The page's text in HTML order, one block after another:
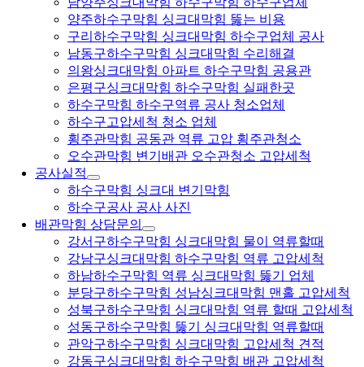
양주하수구막힘 싱크대막힘 뚫는 비용
구리하수구막힘 싱크대막힘 하수구업체 공사
남동구하수구막힘 싱크대막힘 수리해결
의왕싱크대막힘 아파트 하수구막힘 공용관
은평구싱크대막힘 하수구막힘 실패한곳
하수구막힘 하수구역류 공사 청소업체
하수구고압세척 청소 업체
횡주관막힘 공동관 역류 고압 횡주관청소
오수관막힘 변기배관 오수관청소 고압세척
공사실적
하수구막힘 싱크대 변기막힘
하수구공사 공사 사진
배관막힘 상담문의
강서구하수구막힘 싱크대막힘 물이 역류할때
강남구싱크대막힘 하수구막힘 역류 고압세척
하남하수구막힘 역류 싱크대막힘 뚫기 업체
분당구하수구막힘 성남싱크대막힘 맨홀 고압세척
성북구하수구막힘 싱크대막힘 역류 할때 고압세척
성동구하수구막힘 뚫기 싱크대막힘 역류할때
관악구하수구막힘 싱크대막힘 고압세척 견적
강동구싱크대막힘 하수구막힘 배관 고압세척